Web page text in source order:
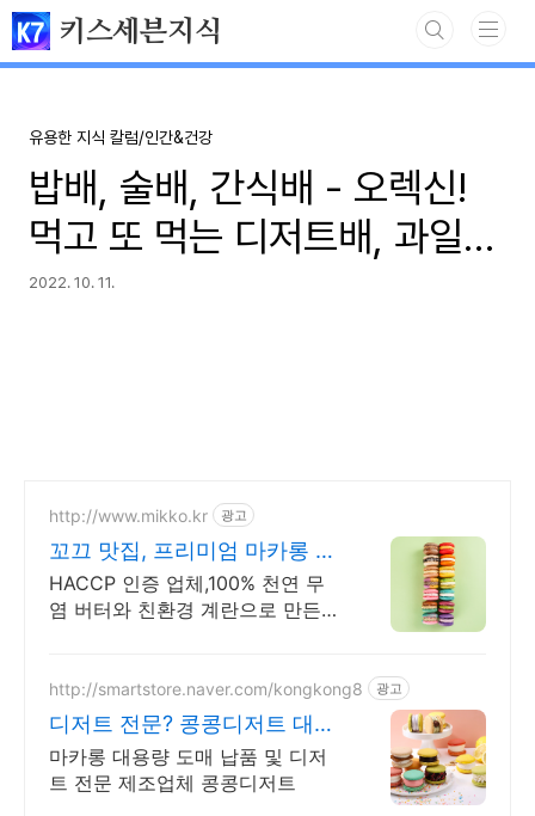
본문 바로가기
키스세븐지식
유용한 지식 칼럼/인간&건강
밥배, 술배, 간식배 - 오렉신!
먹고 또 먹는 디저트배, 과일배
따로 있다는 것은 사실이다​
2022. 10. 11.
http://www.mikko.kr 광고
꼬끄 맛집, 프리미엄 마카롱 백
화점 직영매장 입점 업체
HACCP 인증 업체,100% 천연 무
염 버터와 친환경 계란으로 만든
http://smartstore.naver.com/kongkong8 광고
디저트 전문? 콩콩디저트 대량
주문 및 도매 납품
마카롱 대용량 도매 납품 및 디저
트 전문 제조업체 콩콩디저트